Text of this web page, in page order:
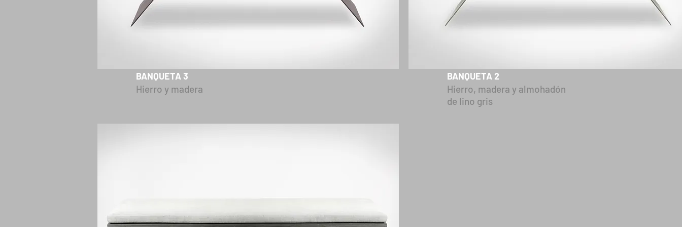
BANQUETA 3
Hierro y madera
BANQUETA 2
Hierro, madera y almohadón
de lino gris